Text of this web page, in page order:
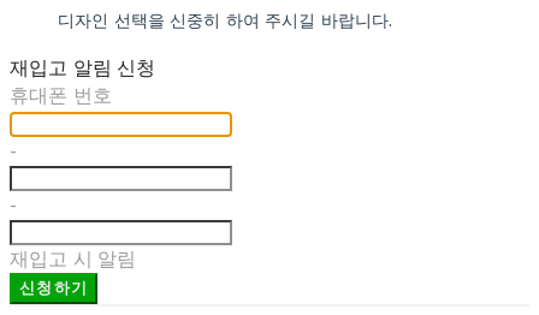
디자인 선택을 신중히 하여 주시길 바랍니다.
재입고 알림 신청
휴대폰 번호
-
-
재입고 시 알림
신청하기